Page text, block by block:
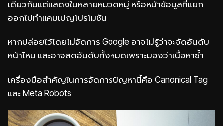
เดียวกันแต่แสดงในหลายหมวดหมู่ หรือหน้าข้อมูลที่แยก
ออกไปทำแคมเปญโปรโมชัน
หากปล่อยไว้โดยไม่จัดการ Google อาจไม่รู้ว่าจะจัดอันดับ
หน้าไหน และอาจลดอันดับทั้งหมดเพราะมองว่าเนื้อหาซ้ำ
เครื่องมือสำคัญในการจัดการปัญหานี้คือ Canonical Tag
และ Meta Robots